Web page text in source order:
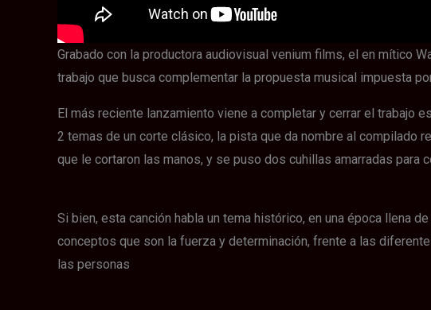
Grabado con la productora audiovisual venium films, el en mítico
trabajo que busca complementar la propuesta musical impuesta
El más reciente lanzamiento viene a completar y cerrar el trabajo
2 temas de un corte clásico, la pista que da nombre al compilado
que le cortaron las manos, y se puso dos cuhillas amarradas para
Si bien, esta canción habla un tema histórico, en una época llena
conceptos que son la fuerza y determinación, frente a las
las personas